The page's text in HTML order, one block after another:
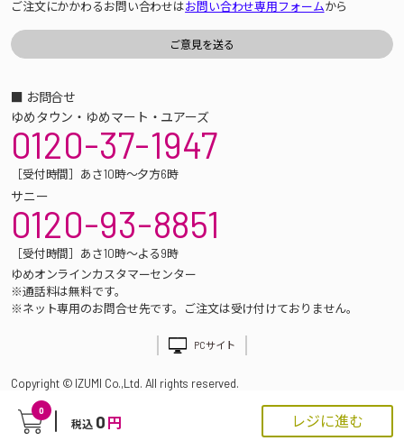
0
税込 0 円 レジに進む
ご注文にかかわるお問い合わせはお問い合わせ専用フォームから
■ お問合せ
ゆめタウン・ゆめマート・ユアーズ
0120-37-1947
［受付時間］あさ10時～夕方6時
サニー
0120-93-8851
［受付時間］あさ10時～よる9時
ゆめオンラインカスタマーセンター
※通話料は無料です。
※ネット専用のお問合せ先です。ご注文は受け付けておりません。
PCサイト
Copyright © IZUMI Co.,Ltd. All rights reserved.